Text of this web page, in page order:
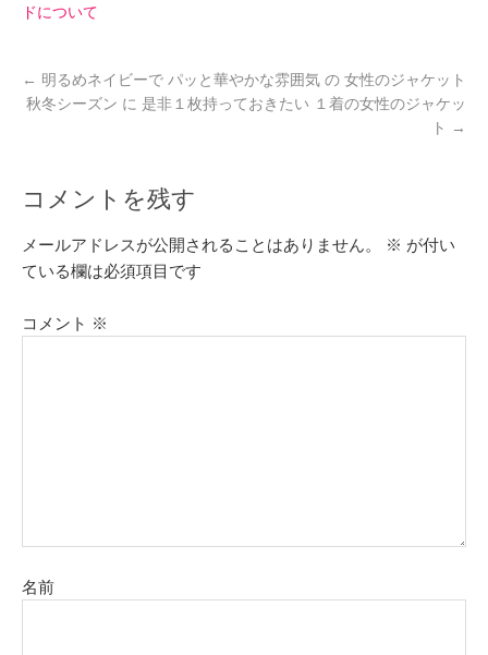
ドについて
← 明るめネイビーで パッと華やかな雰囲気 の 女性のジャケット
秋冬シーズン に 是非１枚持っておきたい １着の女性のジャケッ
ト →
コメントを残す
メールアドレスが公開されることはありません。 ※ が付い
ている欄は必須項目です
コメント ※
名前